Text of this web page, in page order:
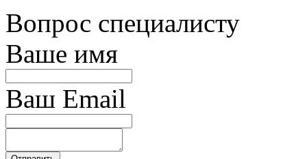
Вопрос специалисту
Ваше имя
Ваш Email